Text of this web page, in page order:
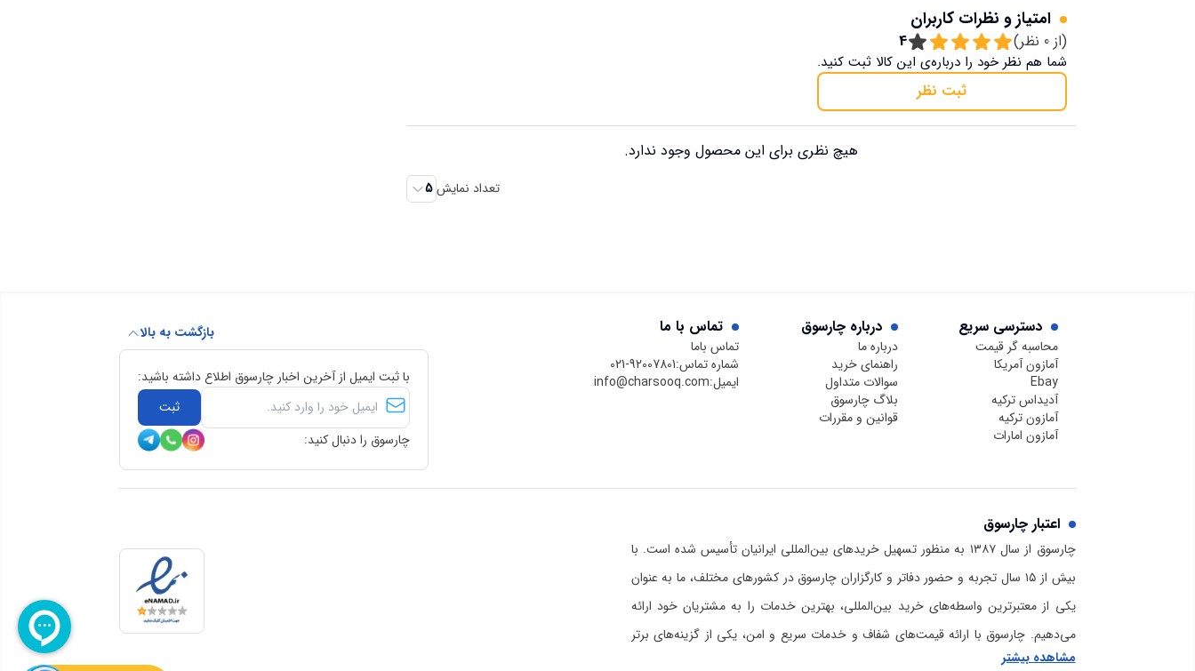
امتیاز و نظرات کاربران
(از0 نظر) 4
شما هم نظر خود را درباره‌ی این کالا ثبت کنید.
ثبت نظر
هیچ نظری برای این محصول وجود ندارد.
تعداد نمایش 5
دسترسی سریع
محاسبه گر قیمت
آمازون آمریکا
Ebay
آدیداس ترکیه
آمازون ترکیه
آمازون امارات
درباره چارسوق
درباره ما
راهنمای خرید
سوالات متداول
بلاگ چارسوق
قوانین و مقررات
تماس با ما
تماس باما
شماره تماس:021-92007801
ایمیل:info@charsooq.com
بازگشت به بالا
با ثبت ایمیل از آخرین اخبار چارسوق اطلاع داشته باشید:
ثبت
چارسوق را دنبال کنید:
اعتبار چارسوق
چارسوق از سال ۱۳۸۷ به منظور تسهیل خریدهای بین‌المللی ایرانیان تأسیس شده است. با
بیش از ۱۵ سال تجربه و حضور دفاتر و کارگزاران چارسوق در کشورهای مختلف، ما به عنوان
یکی از معتبرترین واسطه‌های خرید بین‌المللی، بهترین خدمات را به مشتریان خود ارائه
می‌دهیم. چارسوق با ارائه قیمت‌های شفاف و خدمات سریع و امن، یکی از گزینه‌های برتر
برای خرید از آمازون و دیگر سایت‌های خارجی است. برای خواندن بیشتر راجع به اعتبار
مشاهده بیشتر